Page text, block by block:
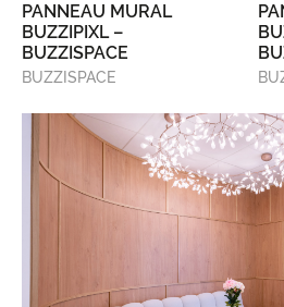
PANNEAU MURAL
BUZZIPIXL –
BUZZISPACE
BUZZISPACE